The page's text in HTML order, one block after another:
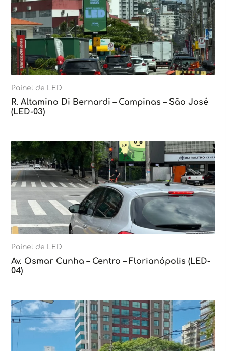
Painel de LED
R. Altamino Di Bernardi – Campinas – São José
(LED-03)
Painel de LED
Av. Osmar Cunha – Centro – Florianópolis (LED-
04)